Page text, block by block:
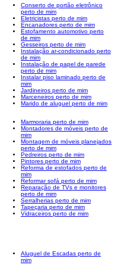
Conserto de portão eletrônico
perto de mim
Eletricistas perto de mim
Encanadores perto de mim
Estofamento automotivo perto
de mim
Gesseiros perto de mim
Instalação ar-condicionado perto
de mim
Instalação de papel de parede
perto de mim
Instalar piso laminado perto de
mim
Jardineiros perto de mim
Marceneiros perto de mim
Marido de aluguel perto de mim
Marmoraria perto de mim
Montadores de móveis perto de
mim
Montagem de móveis planejados
perto de mim
Pedreiros perto de mim
Pintores perto de mim
Reforma de estofados perto de
mim
Reformar sofá perto de mim
Reparação de TVs e monitores
perto de mim
Serralherias perto de mim
Tapeçaria perto de mim
Vidraceiros perto de mim
Aluguel de Escadas perto de
mim